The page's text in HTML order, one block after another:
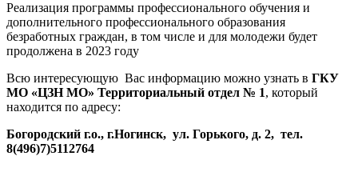
Реализация программы профессионального обучения и
дополнительного профессионального образования
безработных граждан, в том числе и для молодежи будет
продолжена в 2023 году
Всю интересующую Вас информацию можно узнать в ГКУ
МО «ЦЗН МО» Территориальный отдел № 1, который
находится по адресу:
Богородский г.о., г.Ногинск, ул. Горького, д. 2, тел.
8(496)7)5112764